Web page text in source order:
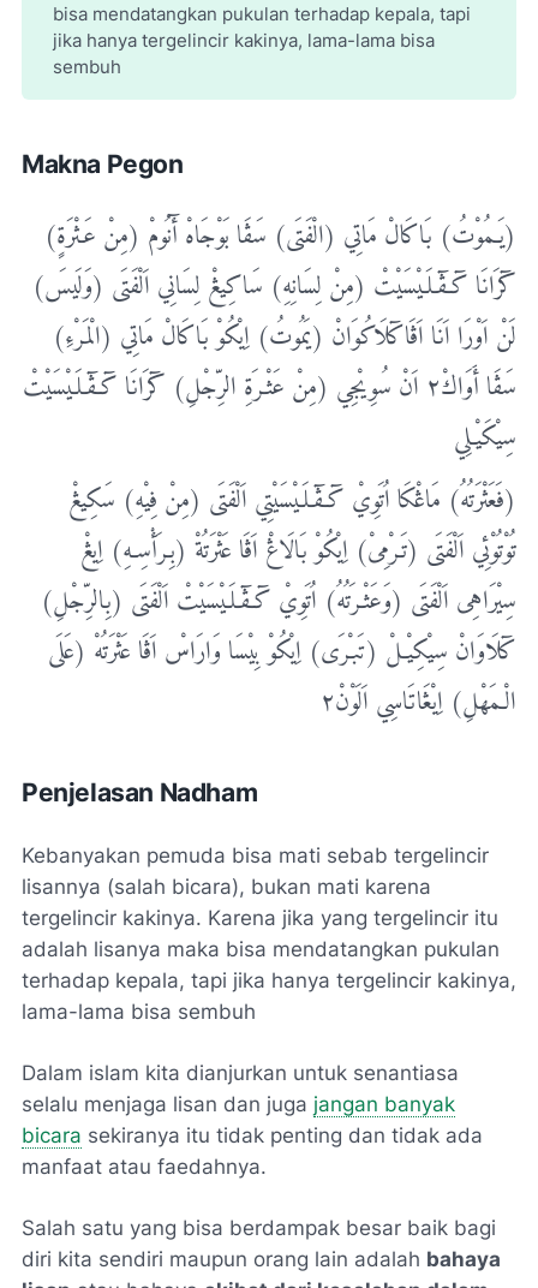
bisa mendatangkan pukulan terhadap kepala, tapi
jika hanya tergelincir kakinya, lama-lama bisa
sembuh
Makna Pegon
(يَـمُوْتُ) بَاكَالْ مَاتِي (الْفَتَى) سَڤَا بَوْجَاهْ أٓنُومْ (مِنْ عَـثْرَةٍ)
كٓرَانَا كٓـڤٓـلَـیْسَیْتْ (مِنْ لِسَانِهِ) سَاكِيڠْ لِسَانِي اَلْفَتَى (وَلَيسَ)
لَنْ اَوْرَا اَنَا اَڤَاكٓلَاكُوَانْ (يَمُوتُ) اِيْكُوْ بَاكَالْ مَاتِي (الْمَرْءِ)
سَڤَا أَوَاكْ٢ اَنْ سُوِيْجِي (مِنْ عَثْـرَةِ الرِّجْلِ) كٓرَانَا كٓـڤٓـلَـیْسَیْتْ
سِيْكَيْـلِي
(فَعَثْرَتُهُ) مَاڠْكَا اُتَوِيْ كٓـڤٓـلَـیْسَیْتِي اَلْفَتَى (مِنْ فِيْهِ) سَكِيڠْ
تُوْتُوْئِي اَلْفَتَى (تَـرْمِىْ) اِيْكُوْ بَالَاڠْ اَڤَا عَثْرَتُةْ (بِـرَأْسِـهِ) اِيڠْ
سِيْرَاهِى اَلْفَتَى (وَعَثْـرَتُهُ) اُتَوِيْ كٓـڤٓـلَـیْسَیْتْ اَلْفَتَى (بِالرِّجْلِ)
كٓلَاوَانْ سِيْكِيْـلْ (تَبـْرَى) اِيْكُوْ بِيْسَا وَارَاسْ اَڤَا عَثْرَتُهْ (عَلَى
الْـمَهْلِ) اِیْڠَاتَاسِي اَلَوْنْ٢
Penjelasan Nadham
Kebanyakan pemuda bisa mati sebab tergelincir
lisannya (salah bicara), bukan mati karena
tergelincir kakinya. Karena jika yang tergelincir itu
adalah lisanya maka bisa mendatangkan pukulan
terhadap kepala, tapi jika hanya tergelincir kakinya,
lama-lama bisa sembuh
Dalam islam kita dianjurkan untuk senantiasa
selalu menjaga lisan dan juga jangan banyak
bicara sekiranya itu tidak penting dan tidak ada
manfaat atau faedahnya.
Salah satu yang bisa berdampak besar baik bagi
diri kita sendiri maupun orang lain adalah bahaya